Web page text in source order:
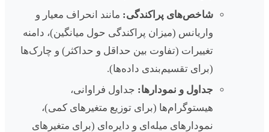
شاخص‌های پراکندگی: مانند انحراف معیار و
واریانس (میزان پراکندگی حول میانگین)، دامنه
تغییرات (تفاوت بین حداقل و حداکثر) و چارک‌ها
(برای تقسیم‌بندی داده‌ها).
جداول و نمودارها: جداول فراوانی،
هیستوگرام‌ها (برای توزیع متغیرهای کمی)،
نمودارهای میله‌ای و دایره‌ای (برای متغیرهای